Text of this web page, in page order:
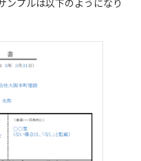
ンプルは以下のようになり